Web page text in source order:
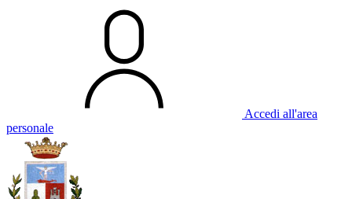
Accedi all'area
personale